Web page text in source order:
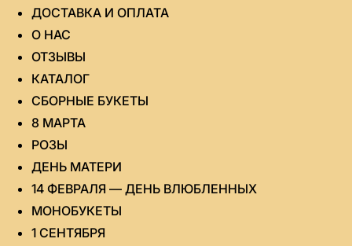
ДОСТАВКА И ОПЛАТА
О НАС
ОТЗЫВЫ
КАТАЛОГ
СБОРНЫЕ БУКЕТЫ
8 МАРТА
РОЗЫ
ДЕНЬ МАТЕРИ
14 ФЕВРАЛЯ — ДЕНЬ ВЛЮБЛЕННЫХ
МОНОБУКЕТЫ
1 СЕНТЯБРЯ